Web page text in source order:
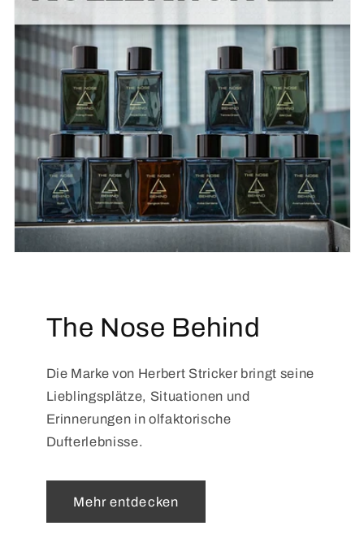
The Nose Behind
Die Marke von Herbert Stricker bringt seine
Lieblingsplätze, Situationen und
Erinnerungen in olfaktorische
Dufterlebnisse.
Mehr entdecken